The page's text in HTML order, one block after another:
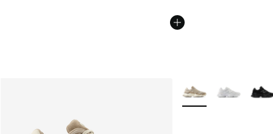
Weitere Farben